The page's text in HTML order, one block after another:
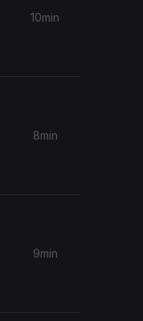
10min
8min
9min